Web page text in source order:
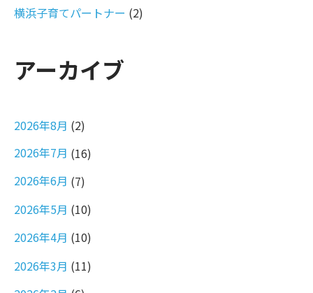
横浜子育てパートナー (2)
アーカイブ
2026年8月 (2)
2026年7月 (16)
2026年6月 (7)
2026年5月 (10)
2026年4月 (10)
2026年3月 (11)